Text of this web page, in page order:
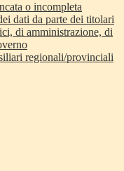
o incompleta
dati da parte dei titolari
di amministrazione, di
regionali/provinciali